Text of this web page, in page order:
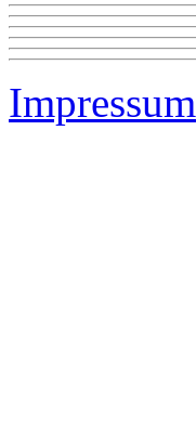
Impressum